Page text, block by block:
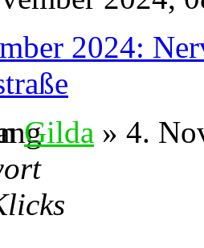
2024:
Gilda » 4.